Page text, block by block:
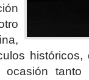
históricos,